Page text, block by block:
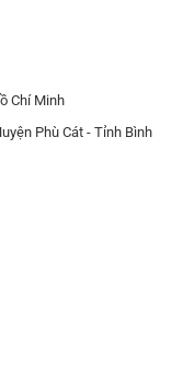
Chí Minh
Phù Cát - Tỉnh Bình